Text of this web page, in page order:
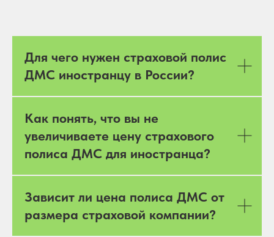
Для чего нужен страховой полис
ДМС иностранцу в России?
Как понять, что вы не
увеличиваете цену страхового
полиса ДМС для иностранца?
Зависит ли цена полиса ДМС от
размера страховой компании?